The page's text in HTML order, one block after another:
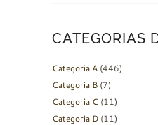
CATEGORIAS
Categoria A (446)
Categoria B (7)
Categoria C (11)
Categoria D (11)